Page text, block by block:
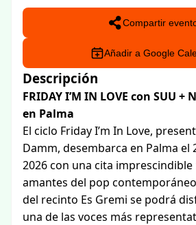
Compartir
Añadir a Google
Descripción
FRIDAY I’M IN LOVE con SUU +
en Palma
El ciclo Friday I’m In Love,
Damm, desembarca en Palma el
2026 con una cita imprescindible
amantes del pop
del recinto Es Gremi se podrá
una de las voces más